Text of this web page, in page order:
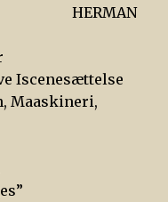
HERMAN
Iscenesættelse
Maaskineri,